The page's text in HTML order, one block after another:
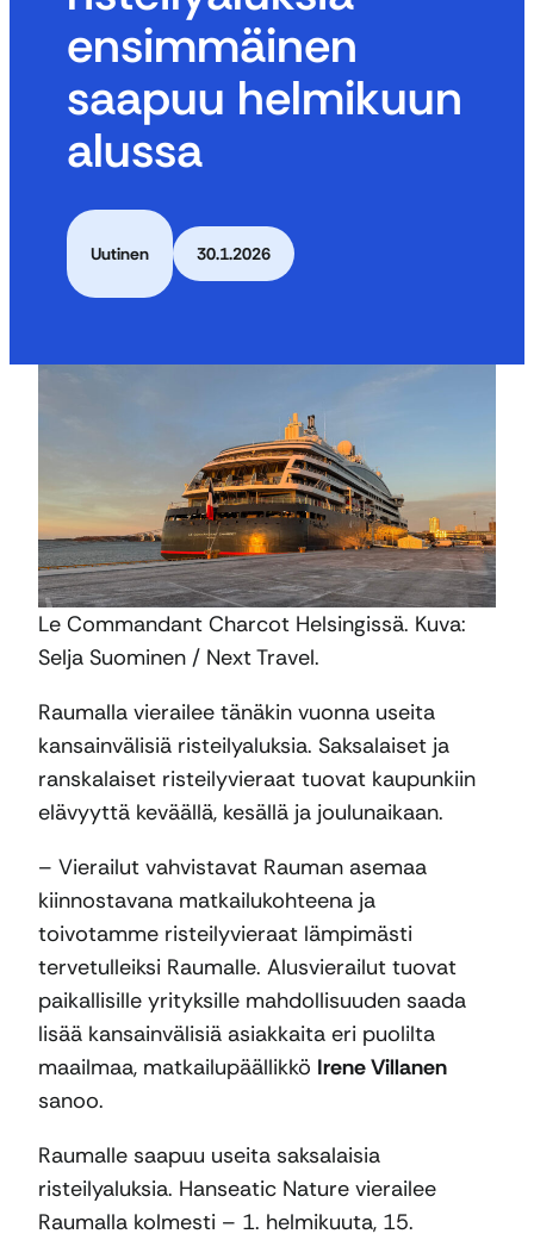
ensimmäinen
saapuu helmikuun
alussa
Uutinen 30.1.2026
Le Commandant Charcot Helsingissä. Kuva:
Selja Suominen / Next Travel.
Raumalla vierailee tänäkin vuonna useita
kansainvälisiä risteilyaluksia. Saksalaiset ja
ranskalaiset risteilyvieraat tuovat kaupunkiin
elävyyttä keväällä, kesällä ja joulunaikaan.
– Vierailut vahvistavat Rauman asemaa
kiinnostavana matkailukohteena ja
toivotamme risteilyvieraat lämpimästi
tervetulleiksi Raumalle. Alusvierailut tuovat
paikallisille yrityksille mahdollisuuden saada
lisää kansainvälisiä asiakkaita eri puolilta
maailmaa, matkailupäällikkö Irene Villanen
sanoo.
Raumalle saapuu useita saksalaisia
risteilyaluksia. Hanseatic Nature vierailee
Raumalla kolmesti – 1. helmikuuta, 15.